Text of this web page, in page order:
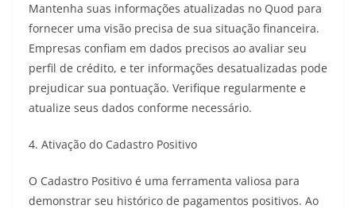
Mantenha suas informações atualizadas no Quod para
fornecer uma visão precisa de sua situação financeira.
Empresas confiam em dados precisos ao avaliar seu
perfil de crédito, e ter informações desatualizadas pode
prejudicar sua pontuação. Verifique regularmente e
atualize seus dados conforme necessário.
4. Ativação do Cadastro Positivo
O Cadastro Positivo é uma ferramenta valiosa para
demonstrar seu histórico de pagamentos positivos. Ao